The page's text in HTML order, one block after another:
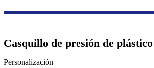
Casquillo de presión de
Personalización